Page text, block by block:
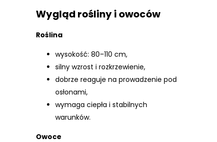
Wygląd rośliny i owoców
Roślina
wysokość: 80–110 cm,
silny wzrost i rozkrzewienie,
dobrze reaguje na prowadzenie pod
osłonami,
wymaga ciepła i stabilnych
warunków.
Owoce